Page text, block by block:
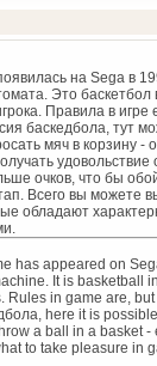
на Sega в
Это
Правила в игре
баскедбола, тут
мяч в корзину -
очков, что бы
Всего вы можете
обладают
has appeared on
It is basketball
Rules in game are,
here it is
a ball in a basket
to take pleasure in